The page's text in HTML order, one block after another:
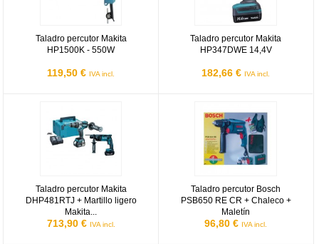
Taladro percutor Makita
HP1500K - 550W
119,50 € IVA incl.
Taladro percutor Makita
HP347DWE 14,4V
182,66 € IVA incl.
Taladro percutor Makita
DHP481RTJ + Martillo ligero
Makita...
713,90 € IVA incl.
Taladro percutor Bosch
PSB650 RE CR + Chaleco +
Maletín
96,80 € IVA incl.